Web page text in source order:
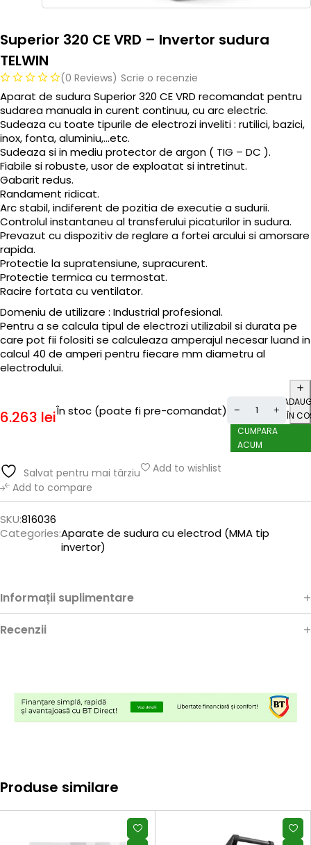
Superior 320 CE VRD – Invertor sudura
TELWIN
(0 Reviews) Scrie o recenzie
Aparat de sudura Superior 320 CE VRD recomandat pentru
sudarea manuala in curent continuu, cu arc electric.
Sudeaza cu toate tipurile de electrozi inveliti : rutilici, bazici,
inox, fonta, aluminiu,…etc.
Sudeaza si in mediu protector de argon ( TIG – DC ).
Fiabile si robuste, usor de exploatat si intretinut.
Gabarit redus.
Randament ridicat.
Arc stabil, indiferent de pozitia de executie a sudurii.
Controlul instantaneu al transferului picaturilor in sudura.
Prevazut cu dispozitiv de reglare a fortei arcului si amorsare
rapida.
Protectie la supratensiune, supracurent.
Protectie termica cu termostat.
Racire fortata cu ventilator.
Domeniu de utilizare : Industrial profesional.
Pentru a se calcula tipul de electrozi utilizabil si durata pe
care pot fii folositi se calculeaza amperajul necesar luand in
calcul 40 de amperi pentru fiecare mm diametru al
electrodului.
6.263 leiÎn stoc (poate fi pre-comandat)
ÎN
CUMPARA
ACUM
Salvat pentru mai târziu
Add to wishlist
Add to compare
SKU:816036
Categories:Aparate de sudura cu electrod (MMA tip
invertor)
Informații suplimentare
Recenzii
Produse similare